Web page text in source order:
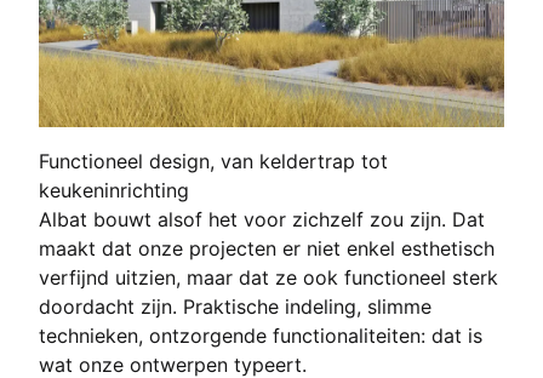
Functioneel design, van keldertrap tot
keukeninrichting
Albat bouwt alsof het voor zichzelf zou zijn. Dat
maakt dat onze projecten er niet enkel esthetisch
verfijnd uitzien, maar dat ze ook functioneel sterk
doordacht zijn. Praktische indeling, slimme
technieken, ontzorgende functionaliteiten: dat is
wat onze ontwerpen typeert.